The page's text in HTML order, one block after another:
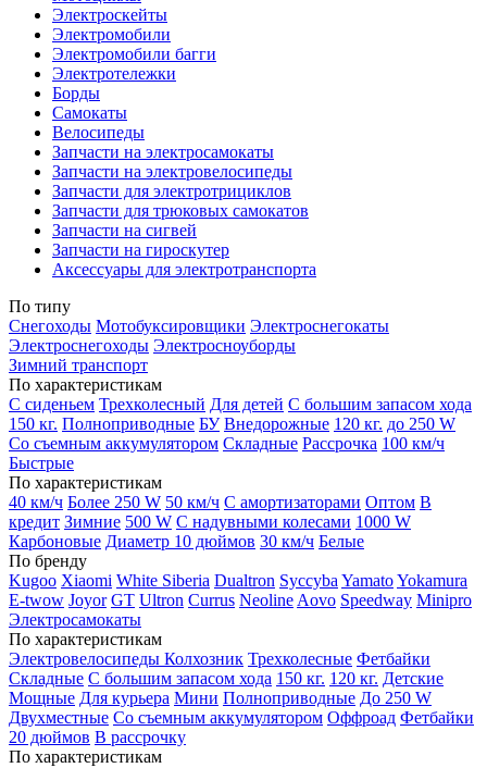
Электроскейты
Электромобили
Электромобили багги
Электротележки
Борды
Самокаты
Велосипеды
Запчасти на электросамокаты
Запчасти на электровелосипеды
Запчасти для электротрициклов
Запчасти для трюковых самокатов
Запчасти на сигвей
Запчасти на гироскутер
Аксессуары для электротранспорта
По типу
Снегоходы Мотобуксировщики Электроснегокаты
Электроснегоходы Электросноуборды
Зимний транспорт
По характеристикам
С сиденьем Трехколесный Для детей С большим запасом хода
150 кг. Полноприводные БУ Внедорожные 120 кг. до 250 W
Со съемным аккумулятором Складные Рассрочка 100 км/ч
Быстрые
По характеристикам
40 км/ч Более 250 W 50 км/ч С амортизаторами Оптом В
кредит Зимние 500 W С надувными колесами 1000 W
Карбоновые Диаметр 10 дюймов 30 км/ч Белые
По бренду
Kugoo Xiaomi White Siberia Dualtron Syccyba YamatoYokamura
E-twow Joyor GT Ultron Currus Neoline Aovo Speedway Minipro
Электросамокаты
По характеристикам
Электровелосипеды Колхозник Трехколесные Фетбайки
Складные С большим запасом хода 150 кг. 120 кг. Детские
Мощные Для курьера Мини Полноприводные До 250 W
Двухместные Со съемным аккумулятором Оффроад Фетбайки
20 дюймов В рассрочку
По характеристикам